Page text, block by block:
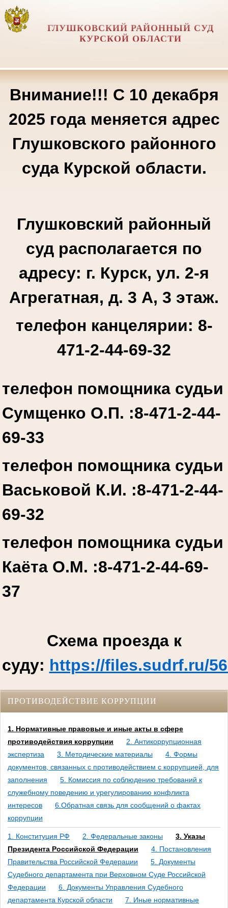
ГЛУШКОВСКИЙ РАЙОННЫЙ СУД
КУРСКОЙ ОБЛАСТИ
Внимание!!! С 10 декабря
2025 года меняется адрес
Глушковского районного
суда Курской области.
Глушковский районный
суд располагается по
адресу: г. Курск, ул. 2-я
Агрегатная, д. 3 А, 3 этаж.
телефон канцелярии: 8-
471-2-44-69-32
телефон помощника судьи
Сумщенко О.П. :8-471-2-44-
69-33
телефон помощника судьи
Васьковой К.И. :8-471-2-44-
69-32
телефон помощника судьи
Каёта О.М. :8-471-2-44-69-
37
Схема проезда к
суду: https://files.sudrf.ru/
ПРОТИВОДЕЙСТВИЕ КОРРУПЦИИ
1. Нормативные правовые и иные акты в сфере
противодействия коррупции
2. Антикоррупционная
экспертиза
3. Методические материалы
4. Формы
документов, связанных с противодействием с коррупцией, для
заполнения
5. Комиссия по соблюдению требований к
служебному поведению и урегулированию конфликта
интересов
6.Обратная связь для сообщений о фактах
коррупции
1. Конституция РФ 2. Федеральные законы
3. Указы
Президента Российской Федерации
4. Постановления
Правительства Российской Федерации
5. Документы
Судебного департамента при Верховном Суде Российской
Федерации
6. Документы Управления Судебного
департамента Курской области
7. Иные нормативные